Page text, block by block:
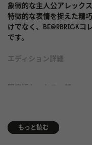
象徴的な主人公アレック
特徴的な表情を捉えた精
けでなく、BE@RBRICK
です。
エディション詳細
限定版セットの一部
もっと読む